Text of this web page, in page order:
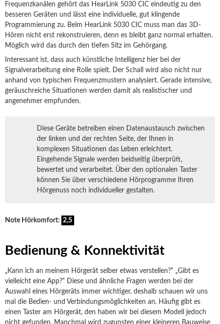
Frequenzkanälen gehört das HearLink 5030 CIC eindeutig zu den
besseren Geräten und lässt eine individuelle, gut klingende
Programmierung zu. Beim HearLink 5030 CIC muss man das 3D-
Hören nicht erst rekonstruieren, denn es bleibt ganz normal erhalten.
Möglich wird das durch den tiefen Sitz im Gehörgang.
Interessant ist, dass auch künstliche Intelligenz hier bei der
Signalverarbeitung eine Rolle spielt. Der Schall wird also nicht nur
anhand von typischen Frequenzmustern analysiert. Gerade intensive,
geräuschreiche Situationen werden damit als realistischer und
angenehmer empfunden.
Diese Geräte betreiben einen Datenaustausch zwischen
der linken und der rechten Seite, der Ihnen in
komplexen Situationen das Leben erleichtert.
Eingehende Signale werden beidseitig überprüft,
bewertet und verarbeitet. Über den optionalen Taster
können Sie über verschiedene Hörprogramme Ihren
Hörgenuss noch individueller gestalten.
Note Hörkomfort: 2,5
Bedienung & Konnektivität
„Kann ich an meinem Hörgerät selber etwas verstellen?“ „Gibt es
vielleicht eine App?“ Diese und ähnliche Fragen werden bei der
Auswahl eines Hörgeräts immer wichtiger, deshalb schauen wir uns
mal die Bedien- und Verbindungsmöglichkeiten an. Häufig gibt es
einen Taster am Hörgerät, den haben wir bei diesem Modell jedoch